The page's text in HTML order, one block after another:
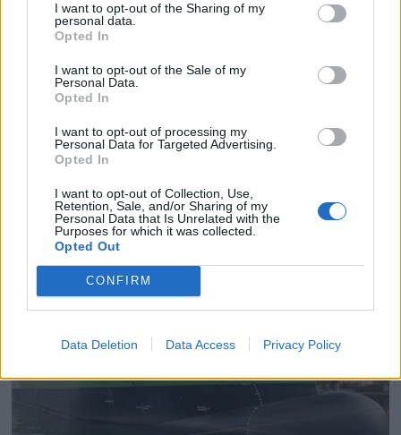
I want to opt-out of the Sharing of my
personal data.
Opted In
I want to opt-out of the Sale of my
Personal Data.
Opted In
I want to opt-out of processing my
Personal Data for Targeted Advertising.
Opted In
I want to opt-out of Collection, Use,
Retention, Sale, and/or Sharing of my
Personal Data that Is Unrelated with the
Purposes for which it was collected.
Opted Out
CONFIRM
Data Deletion Data Access Privacy Policy
Satser på Sting, øker
salget